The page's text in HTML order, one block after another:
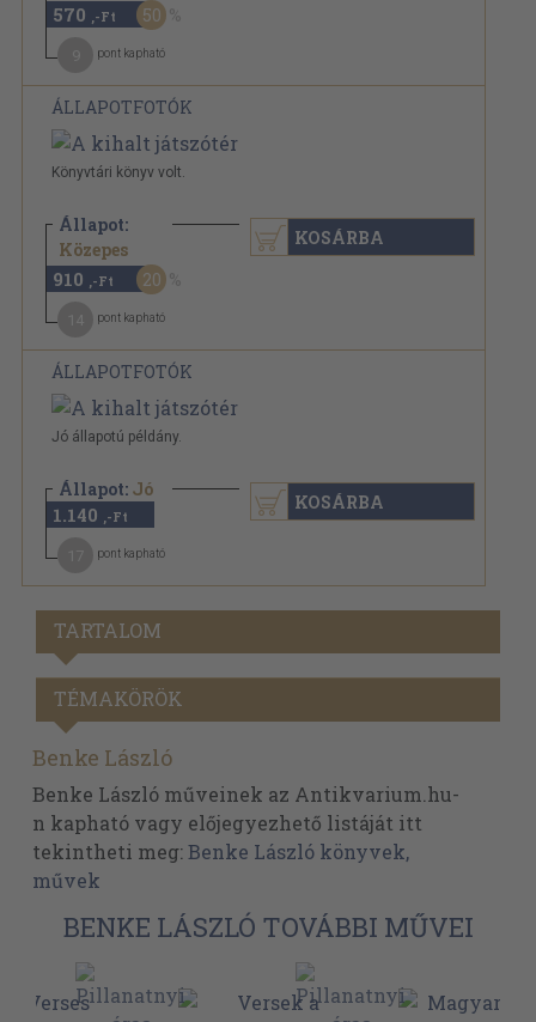
570 ,-Ft 50
pont kapható
ÁLLAPOTFOTÓK
Könyvtári könyv volt.
Állapot:
Közepes
1.140 Ft
910 ,-Ft 20
pont kapható
KOSÁRBA
ÁLLAPOTFOTÓK
Jó állapotú példány.
Állapot: Jó
1.140 ,-Ft
pont kapható
KOSÁRBA
TARTALOM
TÉMAKÖRÖK
Benke László
Benke László műveinek az Antikvarium.hu-
n kapható vagy előjegyezhető listáját itt
tekintheti meg:Benke László könyvek,
művek
BENKE LÁSZLÓ TOVÁBBI MŰVEI